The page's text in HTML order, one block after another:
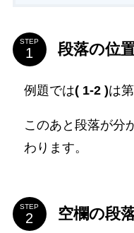
STEP 段落の位
例題では( 1-2 )は
このあと段落が分
わります。
STEP 空欄の段